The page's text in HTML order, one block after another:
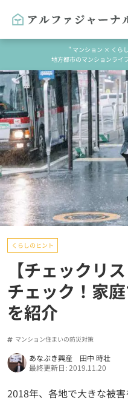
" マンション × くら
地方都市のマンションライ
くらしのヒント
【チェックリ
チェック！家
を紹介
マンション住まいの防災対策
あなぶき興産 田中 時壮
最終更新日: 2019.11.20
2018年、各地で大きな被